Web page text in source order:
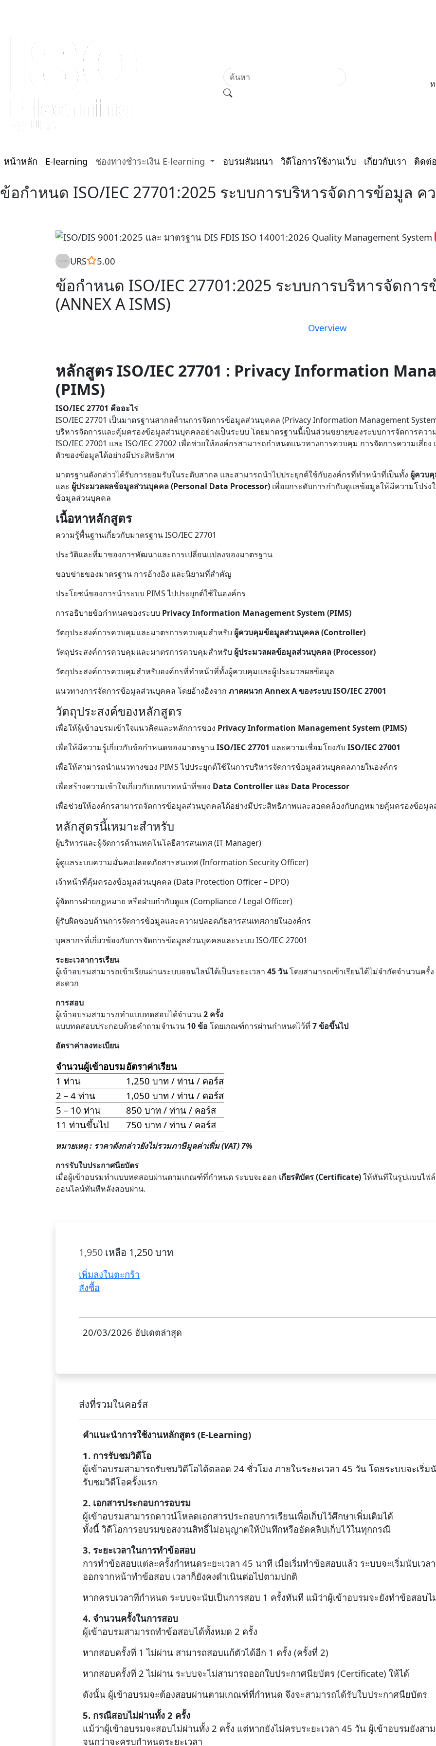
หน้าหลัก E-learning ช่องทางชำระเงิน E-learning อบรมสัมมนา วิดีโอการใช้งานเว็บ เกี่ยวกับเรา ติดต่
ข้อกำหนด ISO/IEC 27701:2025 ระบบการบริหารจัดการข้อมูล ค
URS 5.00
ข้อกำหนด ISO/IEC 27701:2025 ระบบการบริหารจัดกา
(ANNEX A ISMS)
Overview
หลักสูตร ISO/IEC 27701 : Privacy Information
(PIMS)
ISO/IEC 27701 คืออะไร
ISO/IEC 27701 เป็นมาตรฐานสากลด้านการจัดการข้อมูลส่วนบุคคล (Privacy Information Management
บริหารจัดการและคุ้มครองข้อมูลส่วนบุคคลอย่างเป็นระบบ โดยมาตรฐานนี้เป็นส่วนขยายของระบบการจัดการคว
ISO/IEC 27001 และ ISO/IEC 27002 เพื่อช่วยให้องค์กรสามารถกำหนดแนวทางการควบคุม การจัดการความเสี่
ตัวของข้อมูลได้อย่างมีประสิทธิภาพ
มาตรฐานดังกล่าวได้รับการยอมรับในระดับสากล และสามารถนำไปประยุกต์ใช้กับองค์กรที่ทำหน้าที่เป็นทั้ง ผู้ควบ
และ ผู้ประมวลผลข้อมูลส่วนบุคคล (Personal Data Processor) เพื่อยกระดับการกำกับดูแลข้อมูลให้มีความโปร่
ข้อมูลส่วนบุคคล
เนื้อหาหลักสูตร
ความรู้พื้นฐานเกี่ยวกับมาตรฐาน ISO/IEC 27701
ประวัติและที่มาของการพัฒนาและการเปลี่ยนแปลงของมาตรฐาน
ขอบข่ายของมาตรฐาน การอ้างอิง และนิยามที่สำคัญ
ประโยชน์ของการนำระบบ PIMS ไปประยุกต์ใช้ในองค์กร
การอธิบายข้อกำหนดของระบบ Privacy Information Management System (PIMS)
วัตถุประสงค์การควบคุมและมาตรการควบคุมสำหรับ ผู้ควบคุมข้อมูลส่วนบุคคล (Controller)
วัตถุประสงค์การควบคุมและมาตรการควบคุมสำหรับ ผู้ประมวลผลข้อมูลส่วนบุคคล (Processor)
วัตถุประสงค์การควบคุมสำหรับองค์กรที่ทำหน้าที่ทั้งผู้ควบคุมและผู้ประมวลผลข้อมูล
แนวทางการจัดการข้อมูลส่วนบุคคล โดยอ้างอิงจาก ภาคผนวก Annex A ของระบบ ISO/IEC 27001
วัตถุประสงค์ของหลักสูตร
เพื่อให้ผู้เข้าอบรมเข้าใจแนวคิดและหลักการของ Privacy Information Management System (PIMS)
เพื่อให้มีความรู้เกี่ยวกับข้อกำหนดของมาตรฐานISO/IEC 27701 และความเชื่อมโยงกับ ISO/IEC 27001
เพื่อให้สามารถนำแนวทางของ PIMS ไปประยุกต์ใช้ในการบริหารจัดการข้อมูลส่วนบุคคลภายในองค์กร
เพื่อสร้างความเข้าใจเกี่ยวกับบทบาทหน้าที่ของ Data Controller และ Data Processor
เพื่อช่วยให้องค์กรสามารถจัดการข้อมูลส่วนบุคคลได้อย่างมีประสิทธิภาพและสอดคล้องกับกฎหมายคุ้มครองข้อมู
หลักสูตรนี้เหมาะสำหรับ
ผู้บริหารและผู้จัดการด้านเทคโนโลยีสารสนเทศ (IT Manager)
ผู้ดูแลระบบความมั่นคงปลอดภัยสารสนเทศ (Information Security Officer)
เจ้าหน้าที่คุ้มครองข้อมูลส่วนบุคคล (Data Protection Officer – DPO)
ผู้จัดการฝ่ายกฎหมาย หรือฝ่ายกำกับดูแล (Compliance / Legal Officer)
ผู้รับผิดชอบด้านการจัดการข้อมูลและความปลอดภัยสารสนเทศภายในองค์กร
บุคลากรที่เกี่ยวข้องกับการจัดการข้อมูลส่วนบุคคลและระบบ ISO/IEC 27001
ระยะเวลาการเรียน
ผู้เข้าอบรมสามารถเข้าเรียนผ่านระบบออนไลน์ได้เป็นระยะเวลา 45 วันโดยสามารถเข้าเรียนได้ไม่จำกัดจำนวนครั้
สะดวก
การสอบ
ผู้เข้าอบรมสามารถทำแบบทดสอบได้จำนวน2 ครั้ง
แบบทดสอบประกอบด้วยคำถามจำนวน 10 ข้อ โดยเกณฑ์การผ่านกำหนดไว้ที่ 7 ข้อขึ้นไป
อัตราค่าลงทะเบียน
จำนวนผู้เข้าอบรมอัตราค่าเรียน
1 ท่าน
1,250 บาท / ท่าน / คอร์ส
2 – 4 ท่าน
1,050 บาท / ท่าน / คอร์ส
5 – 10 ท่าน
850 บาท / ท่าน / คอร์ส
11 ท่านขึ้นไป
750 บาท / ท่าน / คอร์ส
หมายเหตุ : ราคาดังกล่าวยังไม่รวมภาษีมูลค่าเพิ่ม (VAT) 7%
การรับใบประกาศนียบัตร
เมื่อผู้เข้าอบรมทำแบบทดสอบผ่านตามเกณฑ์ที่กำหนด ระบบจะออก เกียรติบัตร (Certificate)ให้ทันทีในรูปแบบไฟ
ออนไลน์ทันทีหลังสอบผ่าน.
1,950 เหลือ 1,250 บาท
เพิ่มลงในตะกร้า
สั่งซื้อ
20/03/2026 อัปเดตล่าสุด
ส่งที่รวมในคอร์ส
คำแนะนำการใช้งานหลักสูตร (E-Learning)
1. การรับชมวิดีโอ
ผู้เข้าอบรมสามารถรับชมวิดีโอได้ตลอด 24 ชั่วโมง ภายในระยะเวลา 45 วัน โดยระบบจะเริ่ม
รับชมวิดีโอครั้งแรก
2. เอกสารประกอบการอบรม
ผู้เข้าอบรมสามารถดาวน์โหลดเอกสารประกอบการเรียนเพื่อเก็บไว้ศึกษาเพิ่มเติมได้
ทั้งนี้ วิดีโอการอบรมขอสงวนสิทธิ์ไม่อนุญาตให้บันทึกหรืออัดคลิปเก็บไว้ในทุกกรณี
3. ระยะเวลาในการทำข้อสอบ
การทำข้อสอบแต่ละครั้งกำหนดระยะเวลา 45 นาที เมื่อเริ่มทำข้อสอบแล้ว ระบบจะเริ่มนับเวล
ออกจากหน้าทำข้อสอบ เวลาก็ยังคงดำเนินต่อไปตามปกติ
หากครบเวลาที่กำหนด ระบบจะนับเป็นการสอบ 1 ครั้งทันที แม้ว่าผู้เข้าอบรมจะยังทำข้อสอบไ
4. จำนวนครั้งในการสอบ
ผู้เข้าอบรมสามารถทำข้อสอบได้ทั้งหมด 2 ครั้ง
หากสอบครั้งที่ 1 ไม่ผ่าน สามารถสอบแก้ตัวได้อีก 1 ครั้ง (ครั้งที่ 2)
หากสอบครั้งที่ 2 ไม่ผ่าน ระบบจะไม่สามารถออกใบประกาศนียบัตร (Certificate) ให้ได้
ดังนั้น ผู้เข้าอบรมจะต้องสอบผ่านตามเกณฑ์ที่กำหนด จึงจะสามารถได้รับใบประกาศนียบัตร
5. กรณีสอบไม่ผ่านทั้ง 2 ครั้ง
แม้ว่าผู้เข้าอบรมจะสอบไม่ผ่านทั้ง 2 ครั้ง แต่หากยังไม่ครบระยะเวลา 45 วัน ผู้เข้าอบรมยังสา
จนกว่าจะครบกำหนดระยะเวลา